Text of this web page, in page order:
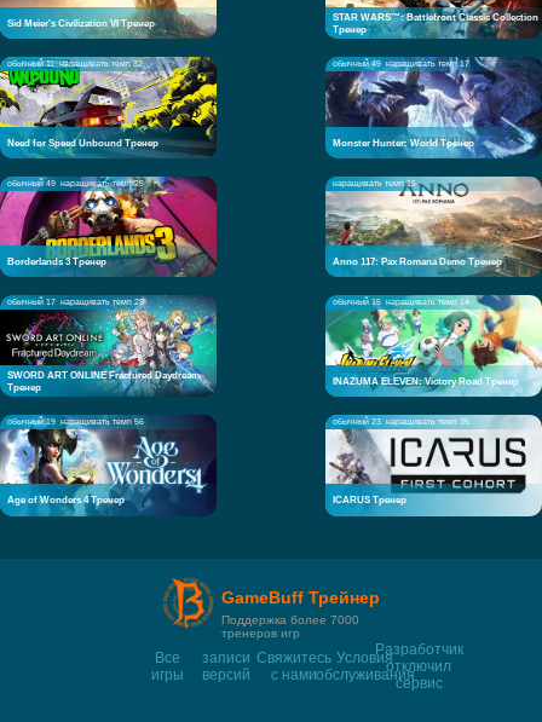
Sid Meier's Civilization VI Тренер
STAR WARS™: Battlefront Classic Collection
Тренер
обычный 11 наращивать темп 32
Need for Speed Unbound Тренер
обычный 49 наращивать темп 17
Monster Hunter: World Тренер
обычный 49 наращивать темп 25
Borderlands 3 Тренер
наращивать темп 15
Anno 117: Pax Romana Demo Тренер
обычный 17 наращивать темп 28
SWORD ART ONLINE Fractured Daydream
Тренер
обычный 15 наращивать темп 14
INAZUMA ELEVEN: Victory Road Тренер
обычный 19 наращивать темп 56
Age of Wonders 4 Тренер
обычный 23 наращивать темп 35
ICARUS Тренер
GameBuff Трейнер
Поддержка более 7000
тренеров игр
Все
игры
записи
версий
Свяжитесь
с нами
Условия
обслуживания
Разработчик
отключил
сервис